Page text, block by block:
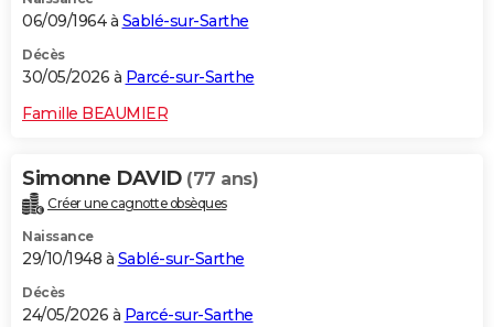
06/09/1964 à Sablé-sur-Sarthe
Décès
30/05/2026 à Parcé-sur-Sarthe
Famille BEAUMIER
Simonne DAVID (77 ans)
Créer une cagnotte obsèques
Naissance
29/10/1948 à Sablé-sur-Sarthe
Décès
24/05/2026 à Parcé-sur-Sarthe